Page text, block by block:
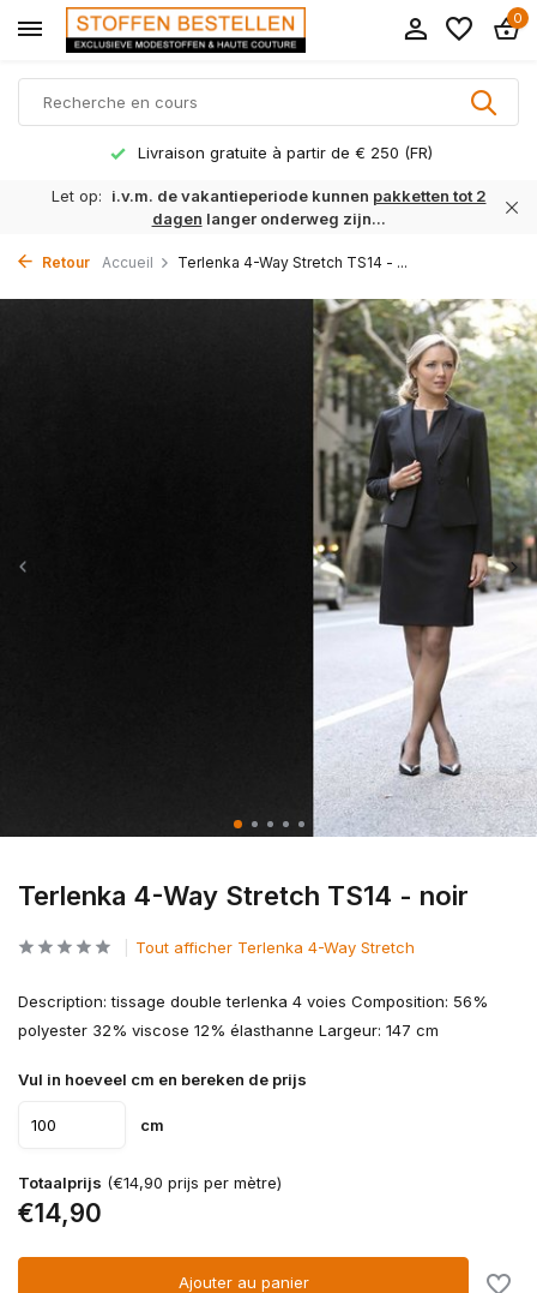
0
Livraison gratuite à partir de € 250 (FR)
Let op: i.v.m. de vakantieperiode kunnen pakketten tot 2
dagen langer onderweg zijn...
Retour Accueil Terlenka 4-Way Stretch TS14 - ...
Terlenka 4-Way Stretch TS14 - noir
Tout afficher Terlenka 4-Way Stretch
Description: tissage double terlenka 4 voies Composition: 56%
polyester 32% viscose 12% élasthanne Largeur: 147 cm
Vul in hoeveel cm en bereken de prijs
cm
Totaalprijs (€14,90 prijs per mètre)
€14,90
Ajouter au panier